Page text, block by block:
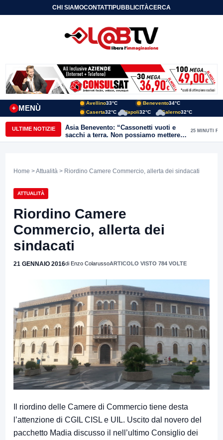
CHI SIAMOCONTATTIPUBBLICITÀCERCA
MENÙ
+
Avellino33°C Benevento34°C
Caserta32°C Napoli32°C Salerno32°C
ULTIME NOTIZIE
Asia Benevento: “Cassonetti vuoti e
sacchi a terra. Non possiamo mettere
una toppa alla mancanza di rispetto”
25 MINUTI FA
Home >Attualità > Riordino Camere Commercio, allerta dei sindacati
ATTUALITÀ
Riordino Camere
Commercio, allerta dei
sindacati
21 GENNAIO 2016di Enzo ColarussoARTICOLO VISTO 784 VOLTE
Il riordino delle Camere di Commercio tiene desta
l’attenzione di CGIL CISL e UIL. Uscito dal novero del
pacchetto Madia discusso il nell’ultimo Consiglio dei